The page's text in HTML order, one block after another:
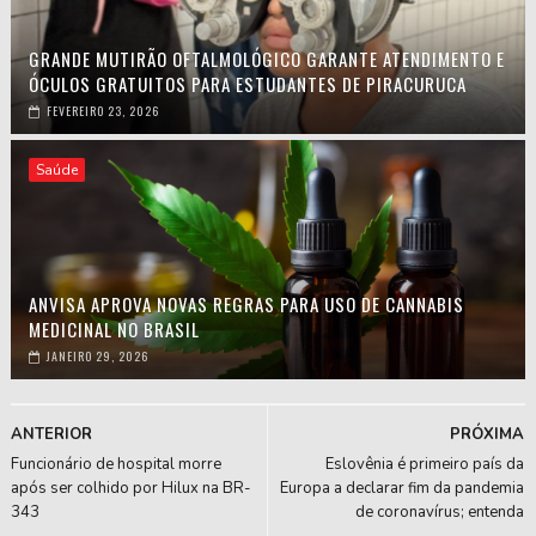
GRANDE MUTIRÃO OFTALMOLÓGICO GARANTE ATENDIMENTO E
ÓCULOS GRATUITOS PARA ESTUDANTES DE PIRACURUCA
FEVEREIRO 23, 2026
Saúde
ANVISA APROVA NOVAS REGRAS PARA USO DE CANNABIS
MEDICINAL NO BRASIL
JANEIRO 29, 2026
PRÓXIMA
Eslovênia é primeiro país da
Europa a declarar fim da pandemia
de coronavírus; entenda
ANTERIOR
Funcionário de hospital morre
após ser colhido por Hilux na BR-
343